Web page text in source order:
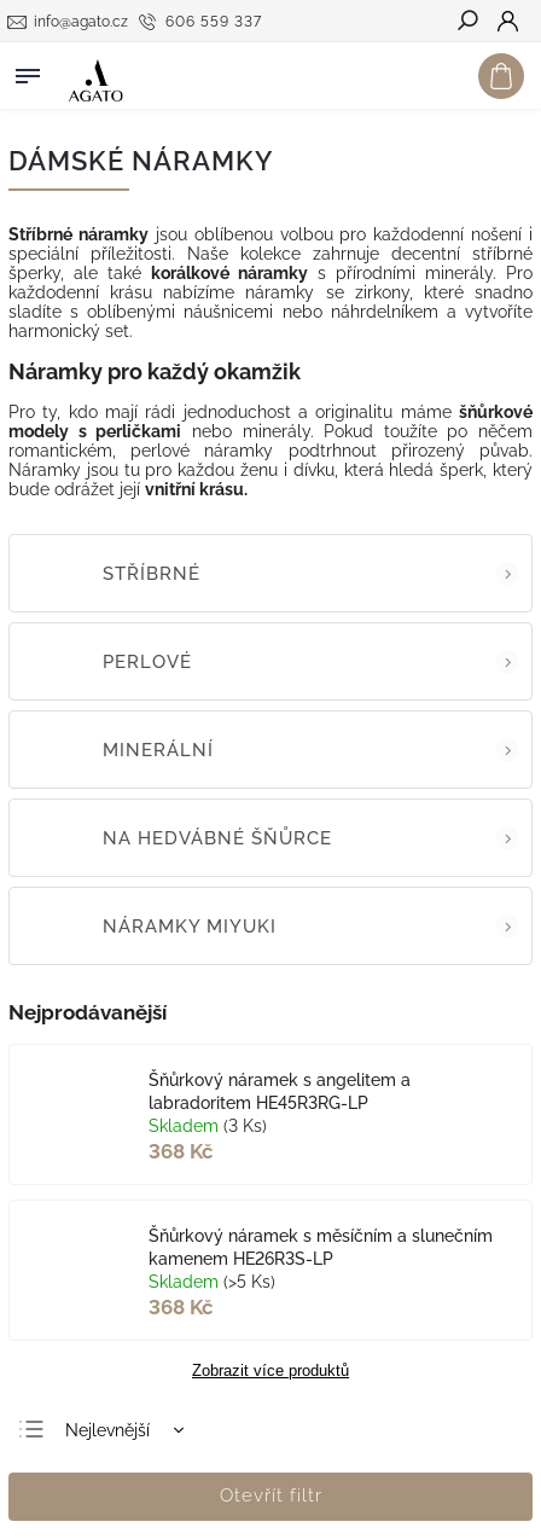
606 559 337
info@agato.cz
Hledat
DÁMSKÉ NÁRAMKY
Stříbrné náramkyjsou oblíbenou volbou pro každodenní nošení i
speciální příležitosti. Naše kolekce zahrnuje decentní stříbrné
šperky, ale také
korálkové náramky s přírodními minerály. Pro
každodenní krásu nabízíme náramky se zirkony, které snadno
sladíte s oblíbenými náušnicemi nebo náhrdelníkem a vytvoříte
harmonický set.
Náramky pro každý okamžik
Pro ty, kdo mají rádi jednoduchost a originalitu máme šňůrkové
modely s perličkami nebo minerály. Pokud toužíte po něčem
romantickém, perlové náramky podtrhnout přirozený půvab.
Náramky jsou tu pro každou ženu i dívku, která hledá šperk, který
bude odrážet její vnitřní krásu.
STŘÍBRNÉ
PERLOVÉ
MINERÁLNÍ
NA HEDVÁBNÉ ŠŇŮRCE
NÁRAMKY MIYUKI
Nejprodávanější
Šňůrkový náramek s angelitem a
labradoritem HE45R3RG-LP
Skladem (3 Ks)
368 Kč
Šňůrkový náramek s měsíčním a slunečním
kamenem HE26R3S-LP
Skladem (>5 Ks)
368 Kč
Zobrazit více produktů
Nejlevnější
Nejdražší
Otevřít filtr